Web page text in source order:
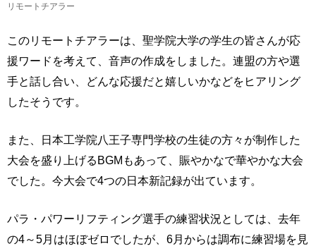
リモートチアラー
このリモートチアラーは、聖学院大学の学生の皆さんが応
援ワードを考えて、音声の作成をしました。連盟の方や選
手と話し合い、どんな応援だと嬉しいかなどをヒアリング
したそうです。
また、日本工学院八王子専門学校の生徒の方々が制作した
大会を盛り上げるBGMもあって、賑やかなで華やかな大会
でした。今大会で4つの日本新記録が出ています。
パラ・パワーリフティング選手の練習状況としては、去年
の4～5月はほぼゼロでしたが、6月からは調布に練習場を見